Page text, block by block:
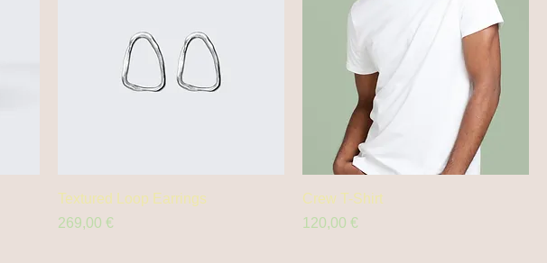
Textured Loop Earrings
Prix
269,00 €
Crew T-Shirt
Prix
120,00 €